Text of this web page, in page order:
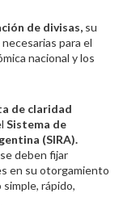
de divisas, su
necesarias para el
nacional y los
de claridad
Sistema de
(SIRA).
deben fijar
en su otorgamiento
rápido,